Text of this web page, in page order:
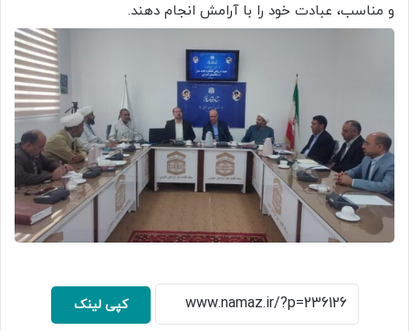
و مناسب، عبادت خود را با آرامش انجام دهند.
کپی لینک